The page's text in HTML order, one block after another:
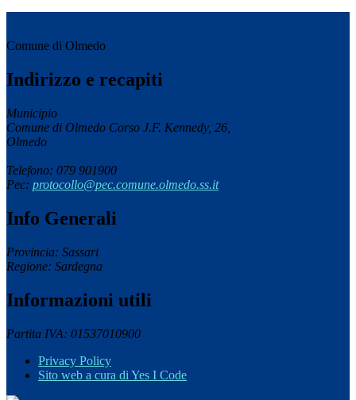
Comune di Olmedo
Indirizzo e recapiti
Municipio
Comune di Olmedo Corso J.F. Kennedy, 26,
Olmedo
Telefono: 079 901900
Pec: protocollo@pec.comune.olmedo.ss.it
Info Generali
Provincia: Sassari
Regione: Sardegna
Informazioni utili
Partita IVA: 01537010900
Privacy Policy
Sito web a cura di Yes I Code